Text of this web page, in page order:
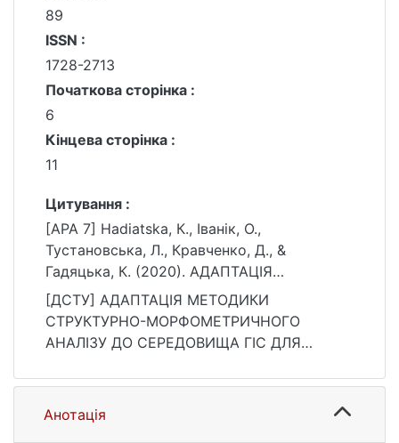
89
ISSN :
1728-2713
Початкова сторінка :
6
Кінцева сторінка :
11
Цитування :
[APA 7] Hadiatska, К., Іванік, О.,
Тустановська, Л., Кравченко, Д., &
Гадяцька, К. (2020). АДАПТАЦІЯ
МЕТОДИКИ СТРУКТУРНО-
МОРФОМЕТРИЧНОГО АНАЛІЗУ ДО
СЕРЕДОВИЩА ГІС ДЛЯ
КАНІВСЬКОГО ПРИДНІПРОВ'Я. Вісник
імені Тараса Шевченка. Геологія, 2(89), 6–
[ДСТУ] АДАПТАЦІЯ МЕТОДИКИ
СТРУКТУРНО-МОРФОМЕТРИЧНОГО
АНАЛІЗУ ДО СЕРЕДОВИЩА ГІС ДЛЯ
КАНІВСЬКОГО ПРИДНІПРОВ'Я / К.
Hadiatska та ін. Вісник Київського
національного університету імені Тараса
Анотація